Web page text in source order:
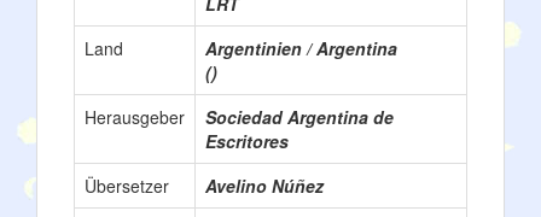
Land
Argentinien / Argentina
()
Herausgeber
Sociedad Argentina de
Escritores
Übersetzer
Avelino Núñez